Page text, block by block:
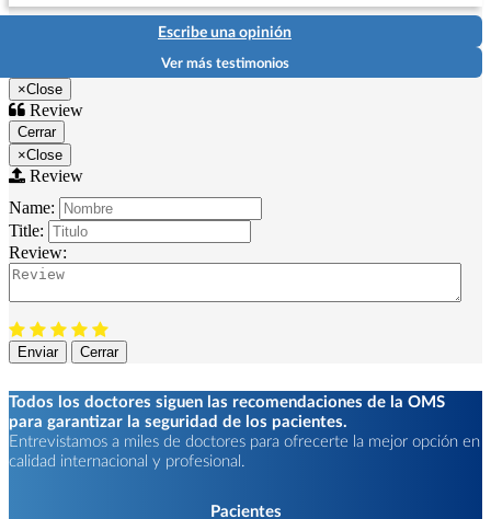
Escribe una opinión
Ver más testimonios
×Close
Review
Cerrar
×Close
Review
Name:
Title:
Review:
Enviar Cerrar
Todos los doctores siguen las recomendaciones de la OMS
para garantizar la seguridad de los pacientes.
Entrevistamos a miles de doctores para ofrecerte la mejor opción en
calidad internacional y profesional.
Pacientes